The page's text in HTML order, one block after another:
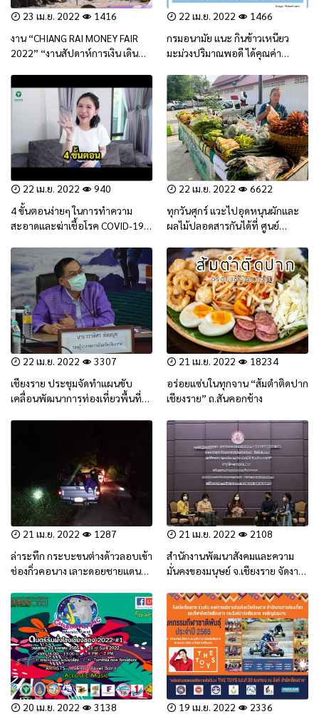
23 เม.ย. 2022
1416
งาน “CHIANG RAI MONEY FAIR
2022” “งานสัปดาห์การเงิน เดิน
22 เม.ย. 2022
1466
กรมอนามัย แนะ กินข้าวเหนียว
มะม่วงปริมาณพอดี ได้คุณค่า
22 เม.ย. 2022
940
4 ขั้นตอนง่ายๆ ในการทำความ
สะอาดและฆ่าเชื้อโรค COVID-19
22 เม.ย. 2022
6622
ทุกวันศุกร์ แวะไปอุดหนุนผักและ
ผลไม้ปลอดสารกันได้ที่ ศูนย์
เกษตรปลอดภัย
22 เม.ย. 2022
3307
เชียงราย ประชุมจัดทำแผนขับ
เคลื่อนพัฒนาการท่องเที่ยวพื้นที่
ระดับยูเนสโก ( UNESCO )
21 เม.ย. 2022
18234
อร่อยแซ่บในทุกจาน “ส้มตำติดปาก
เชียงราย” ถ.สันคอกช้าง
21 เม.ย. 2022
1287
ล่าระทึก กระบะขนต่างด้าวลอบเข้า
ช่องกิ่วคอนาง เลาะดอยชายแดน
คว่ำเทกระจาดแรงงานเถื่อนยกคัน
21 เม.ย. 2022
2108
สำนักงานพัฒนาสังคมและความ
มั่นคงของมนุษย์ จ.เชียงราย จัดงาน
ครอบครัวจังหวัดเชียงราย ประจำปี
2565
20 เม.ย. 2022 3138 19 เม.ย. 2022 2336